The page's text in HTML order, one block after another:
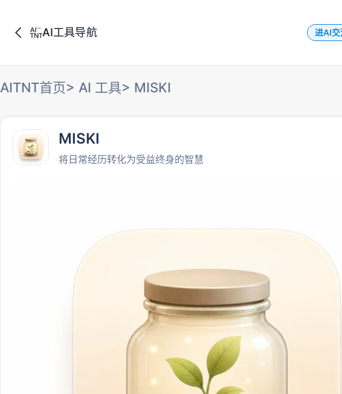
AI工具导航 进AI交
AITNT首页> AI 工具> MISKI
MISKI
将日常经历转化为受益终身的智慧